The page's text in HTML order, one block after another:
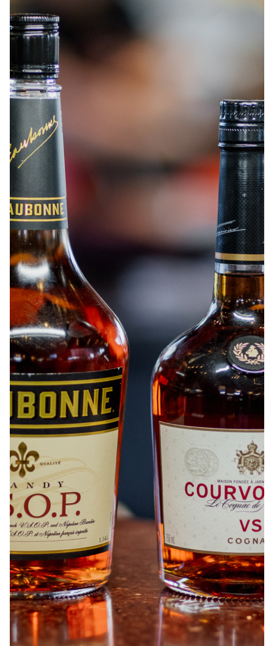
À PROPOS EMPLOIS EN ÉPICERIE
TRAITEUR ÉVÉNEMENTIEL
DONNER VOTRE OPINION